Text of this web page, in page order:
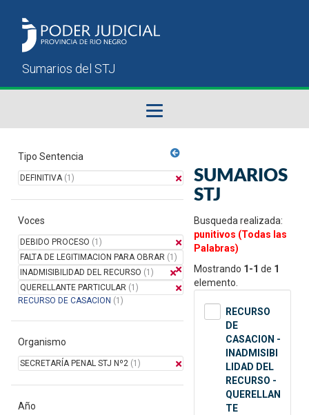
Sumarios del STJ
Manual del Usuario
Tipo Sentencia
DEFINITIVA(1)
Voces
DEBIDO PROCESO (1)
FALTA DE LEGITIMACION PARA OBRAR (1)
INADMISIBILIDAD DEL RECURSO (1)
QUERELLANTE PARTICULAR (1)
RECURSO DE CASACION (1)
Organismo
SECRETARÍA PENAL STJ Nº2 (1)
Año
SUMARIOS
STJ
Busqueda realizada:
punitivos (Todas las
Palabras)
Mostrando 1-1 de 1
elemento.
RECURSO
DE
CASACION -
INADMISIBI
LIDAD DEL
RECURSO -
QUERELLAN
TE